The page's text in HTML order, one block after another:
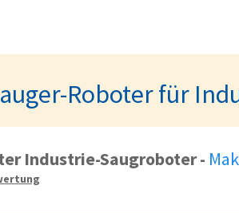
Roboter für
Industrie-Saugroboter-